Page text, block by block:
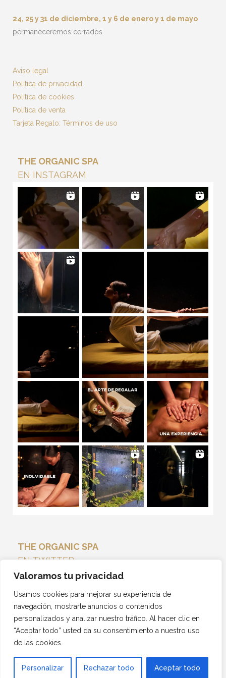
Valoramos tu privacidad
Usamos cookies para mejorar su experiencia de
navegación, mostrarle anuncios o contenidos
personalizados y analizar nuestro tráfico. Al hacer clic en
“Aceptar todo” usted da su consentimiento a nuestro uso
de las cookies.
Personalizar Rechazar todo Aceptar todo
24, 25 y 31 de diciembre, 1 y 6 de enero y 1 de mayo
permaneceremos cerrados
Aviso legal
Política de privacidad
Política de cookies
Política de venta
Tarjeta Regalo: Términos de uso
THE ORGANIC SPA
EN INSTAGRAM
THE ORGANIC SPA
EN TWITTER
Tweets por el @THEORGANICSPA_.